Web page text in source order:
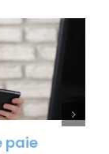
paie
Next